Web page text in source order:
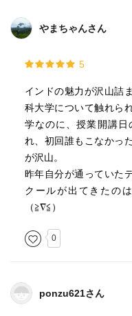
やまちゃんさん
5
インドの魅力が沢山詰
科大学について触れら
学なのに、授業開講日
れ、初回誰もこなかっ
が沢山。
昨年自分が通っていた
クールが出てきたの
（≧∇≦）
0
ponzu621さん